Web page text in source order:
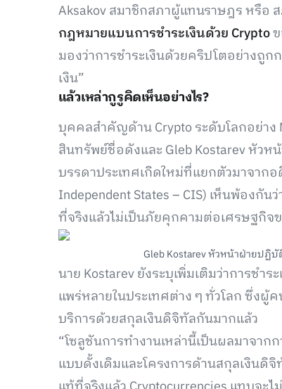
Aksakov สมาชิกสภาผู้แทนราษฎร หรือ
กฎหมายแบนการชำระเงินด้วย Cryptoข
มองว่าการชำระเงินด้วยคริปโตอย่างถู
เงิน”
แล้วเหล่ากูรูคิดเห็นอย่างไร?
บุคคลสำคัญด้าน Crypto ระดับโลกอย่าง
สินทรัพย์ชื่อดังและ Gleb Kostarev หัวห
บรรดาประเทศเกิดใหม่ที่แยกตัวมาจาก
Independent States – CIS) เห็นพ้องกัน
ที่จริงแล้วไม่เป็นภัยคุกคามต่อเศรษฐกิจ
Gleb Kostarev หัวหน้าฝ่ายปฏิบั
นาย Kostarev ยังระบุเพิ่มเติมว่าการชำ
แพร่หลายในประเทศต่าง ๆ ทั่วโลก ซึ่ง
บริการด้วยสกุลเงินดิจิทัลกันมากแล้ว
“โซลูชันการทำงานเหล่านี้เป็นผลมาจาก
แบบดั้งเดิมและโครงการด้านสกุลเงินดิ